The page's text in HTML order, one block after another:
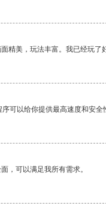
精美，玩法丰富。我已经玩了
可以给你提供最高速度和安全
，可以满足我所有需求。